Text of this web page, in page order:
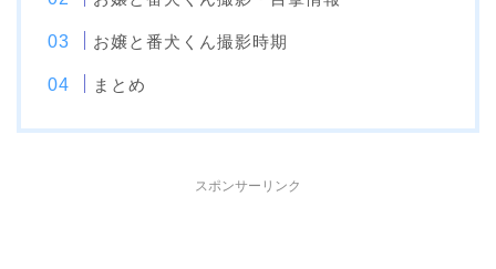
お嬢と番犬くん撮影時期
まとめ
スポンサーリンク